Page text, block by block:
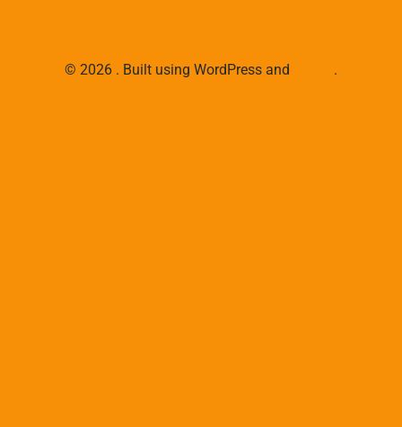
© 2026 . Built using WordPress and .